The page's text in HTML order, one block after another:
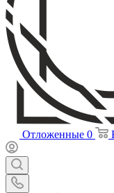
Отложенные 0